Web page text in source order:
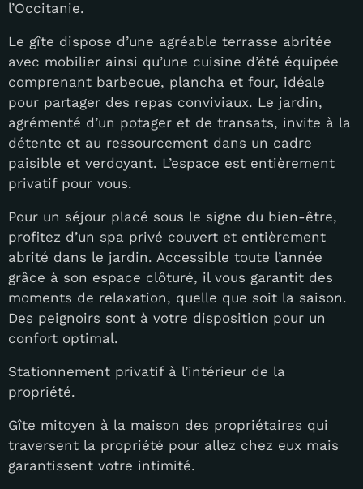
l’Occitanie.
Le gîte dispose d’une agréable terrasse abritée
avec mobilier ainsi qu’une cuisine d’été équipée
comprenant barbecue, plancha et four, idéale
pour partager des repas conviviaux. Le jardin,
agrémenté d’un potager et de transats, invite à la
détente et au ressourcement dans un cadre
paisible et verdoyant. L’espace est entièrement
privatif pour vous.
Pour un séjour placé sous le signe du bien-être,
profitez d’un spa privé couvert et entièrement
abrité dans le jardin. Accessible toute l’année
grâce à son espace clôturé, il vous garantit des
moments de relaxation, quelle que soit la saison.
Des peignoirs sont à votre disposition pour un
confort optimal.
Stationnement privatif à l’intérieur de la
propriété.
Gîte mitoyen à la maison des propriétaires qui
traversent la propriété pour allez chez eux mais
garantissent votre intimité.